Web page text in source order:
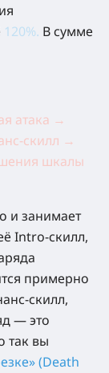
120%. В сумме
атака →
скилл →
шкалы
и занимает
Intro-скилл,
примерно
скилл,
— это
так вы
(Death